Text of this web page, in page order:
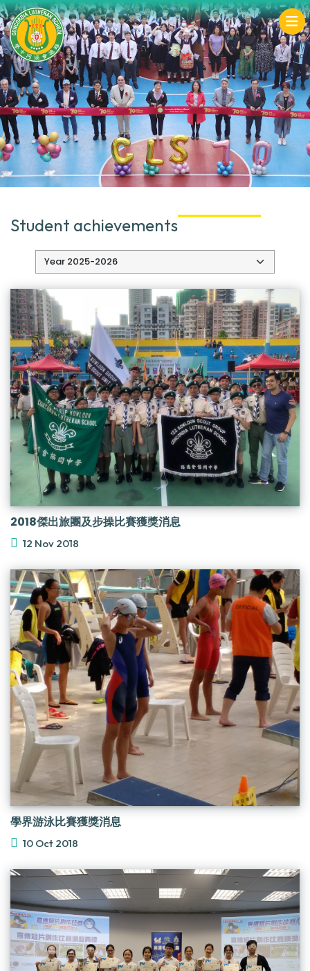
Student achievements
2018傑出旅團及步操比賽獲獎消息
12 Nov 2018
學界游泳比賽獲獎消息
10 Oct 2018